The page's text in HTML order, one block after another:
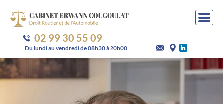
02 99 30 55 09
Du lundi au vendredi de 08h30 à 20h00